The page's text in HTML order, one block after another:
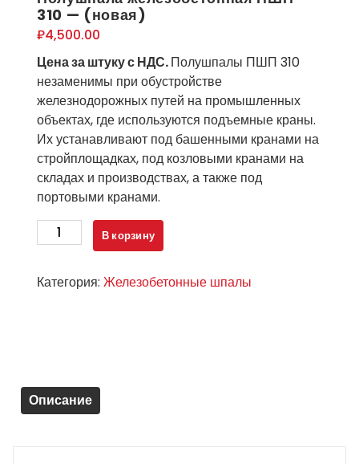
310 — (новая)
₽4,500.00
Цена за штуку с НДС.Полушпалы ПШП 310
незаменимы при обустройстве
железнодорожных путей на промышленных
объектах, где используются подъемные краны.
Их устанавливают под башенными кранами на
стройплощадках, под козловыми кранами на
складах и производствах, а также под
портовыми кранами.
Количество
товара
железобетонная
В корзину
Категория: Железобетонные шпалы
Описание